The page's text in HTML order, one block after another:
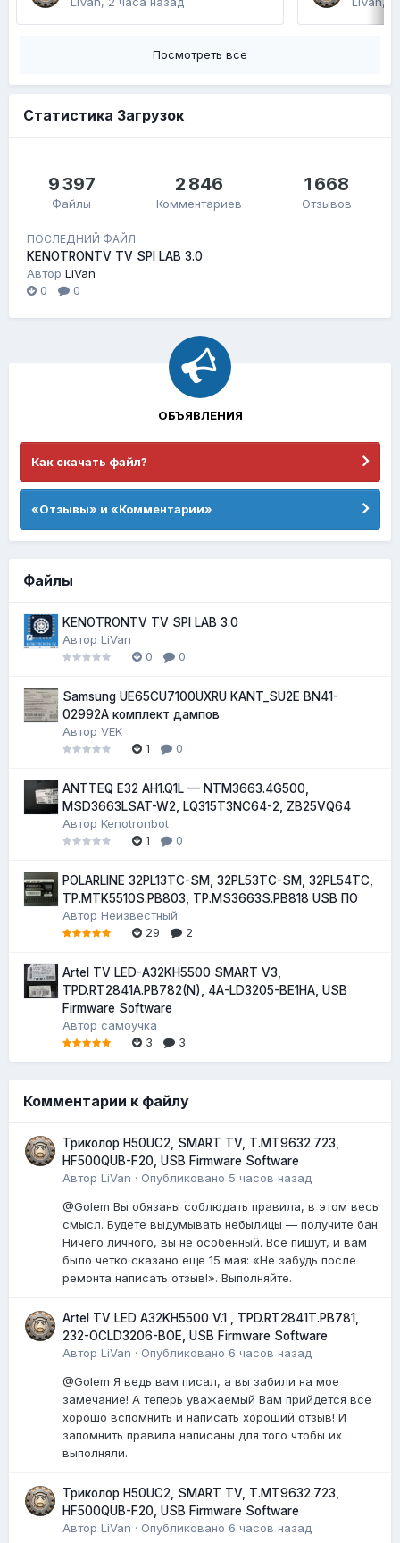
Посмотреть все
Статистика Загрузок
9 397
Файлы
2 846
Комментариев
1 668
Отзывов
ПОСЛЕДНИЙ ФАЙЛ
KENOTRONTV TV SPI LAB 3.0
Автор LiVan
0
0
ОБЪЯВЛЕНИЯ
Как скачать файл?
«Отзывы» и «Комментарии»
Файлы
KENOTRONTV TV SPI LAB 3.0
Автор LiVan
0
0
Samsung UE65CU7100UXRU KANT_SU2E BN41-
02992A комплект дампов
Автор VEK
1
0
ANTTEQ E32 AH1.Q1L — NTM3663.4G500,
MSD3663LSAT-W2, LQ315T3NC64-2, ZB25VQ64
Автор Kenotronbot
1
0
POLARLINE 32PL13TC-SM, 32PL53TC-SM, 32PL54TC,
TP.MTK5510S.PB803, TP.MS3663S.PB818 USB ПО
Автор Неизвестный
29
2
Artel TV LED-A32KH5500 SMART V3,
TPD.RT2841A.PB782(N), 4A-LD3205-BE1HA, USB
Firmware Software
Автор самоучка
3
3
Комментарии к файлу
Триколор H50UC2, SMART TV, T.MT9632.723,
HF500QUB-F20, USB Firmware Software
Автор LiVan · Опубликовано 5 часов назад
@Golem Вы обязаны соблюдать правила, в этом весь
смысл. Будете выдумывать небылицы — получите бан.
Ничего личного, вы не особенный. Все пишут, и вам
было четко сказано еще 15 мая: «Не забудь после
ремонта написать отзыв!». Выполняйте.
Artel TV LED A32KH5500 V.1 , TPD.RT2841T.PB781,
232-OCLD3206-BOE, USB Firmware Software
Автор LiVan · Опубликовано 6 часов назад
@Golem Я ведь вам писал, а вы забили на мое
замечание! А теперь уважаемый Вам прийдется все
хорошо вспомнить и написать хороший отзыв! И
запомнить правила написаны для того чтобы их
выполняли.
Триколор H50UC2, SMART TV, T.MT9632.723,
HF500QUB-F20, USB Firmware Software
Автор LiVan · Опубликовано 6 часов назад